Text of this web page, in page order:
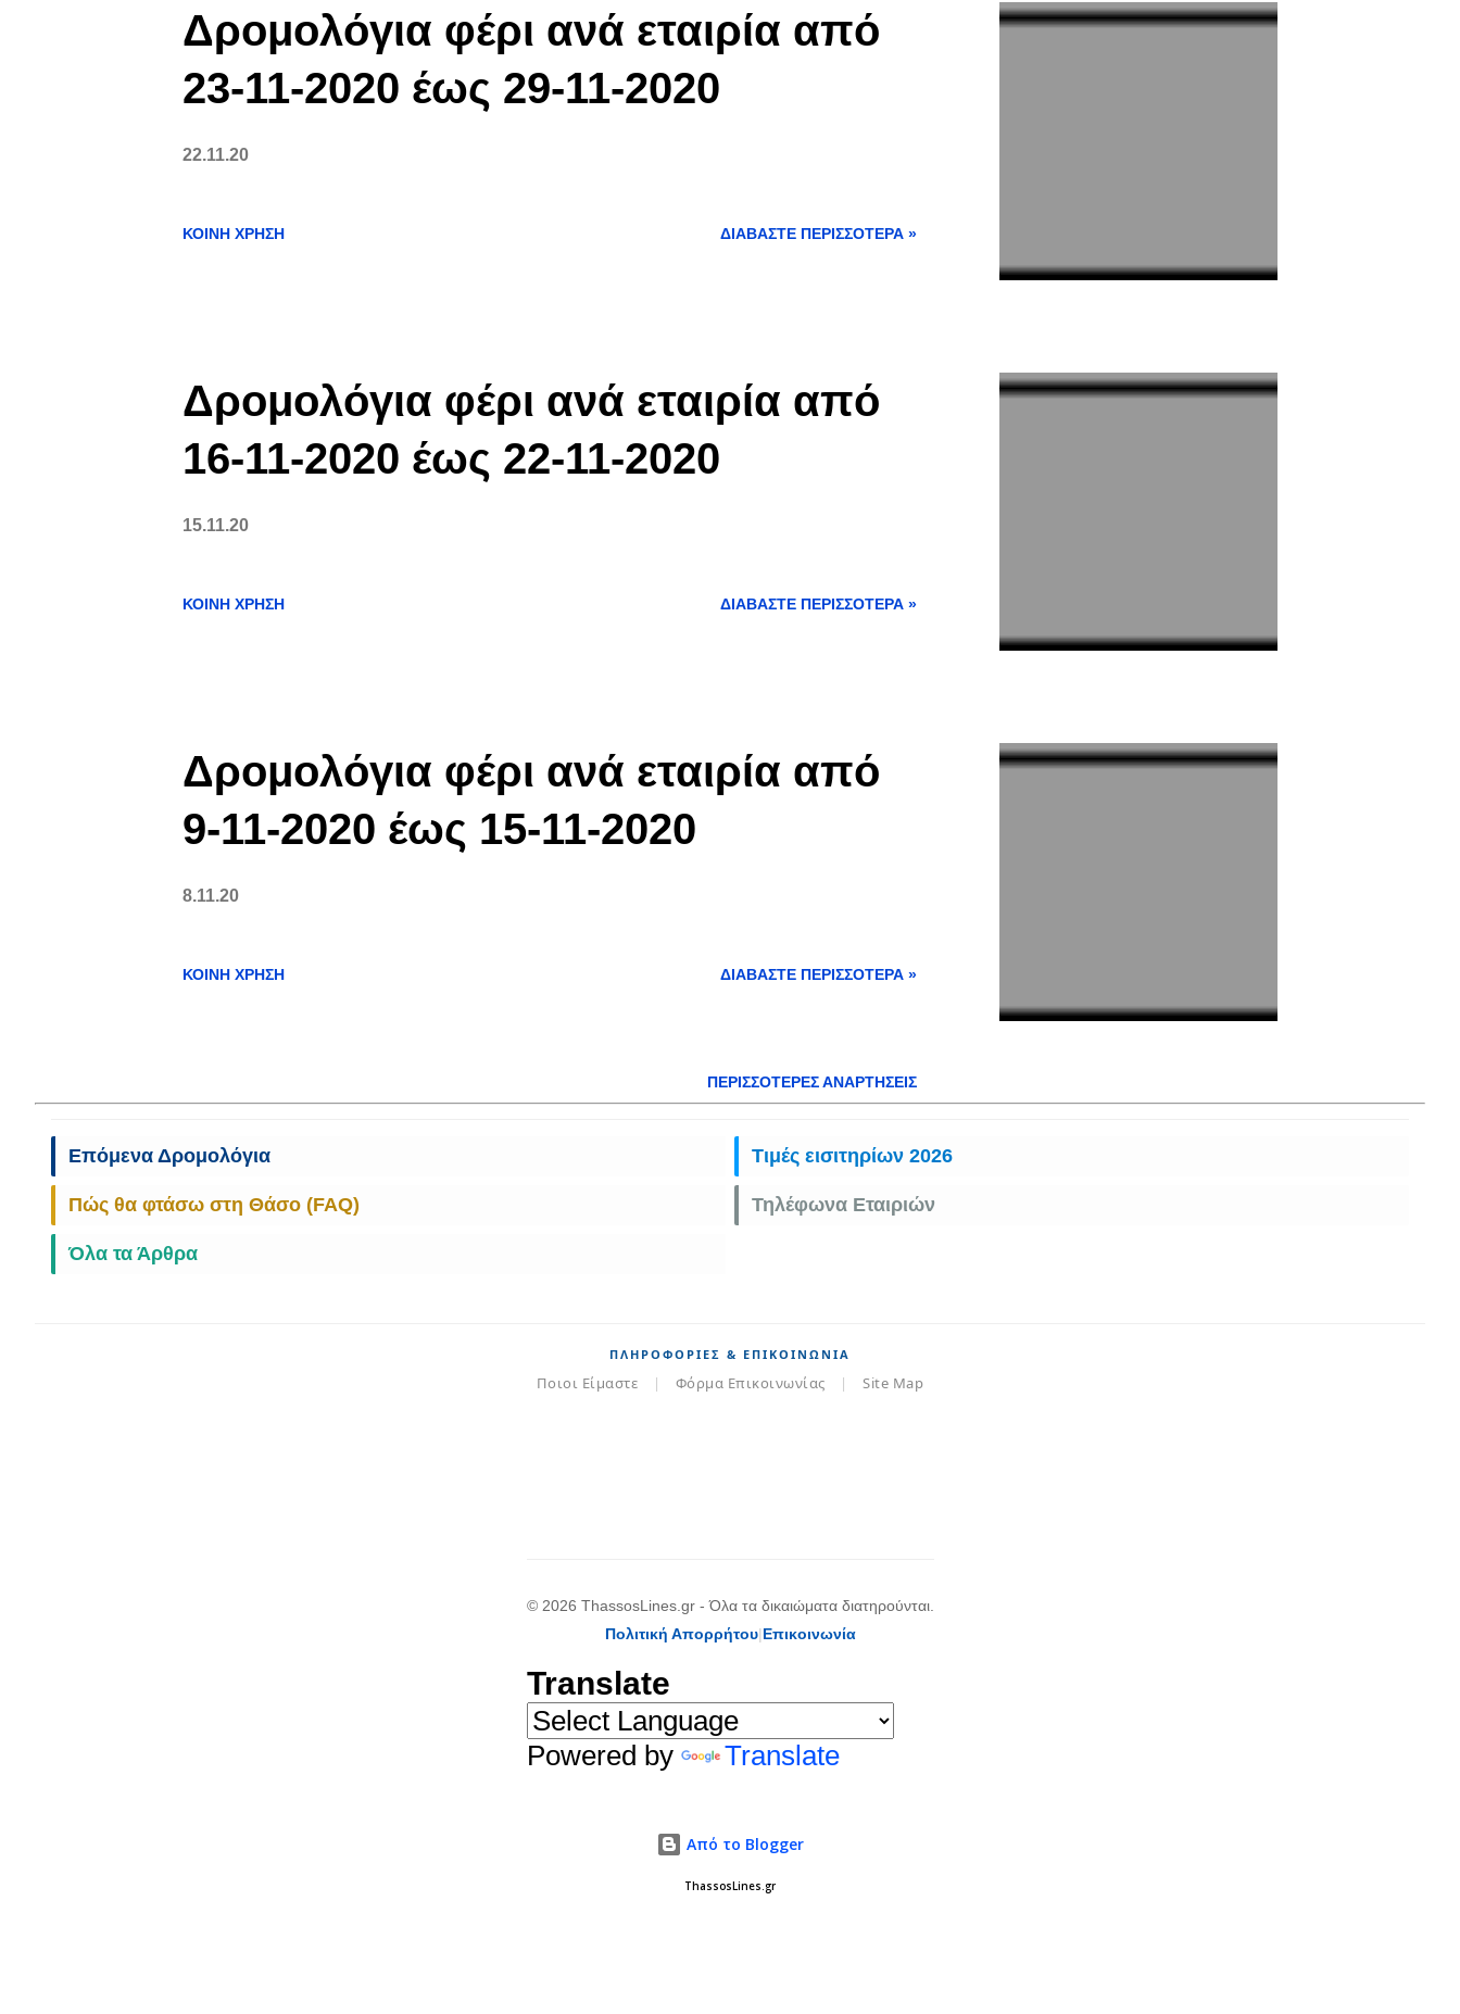
Δρομολόγια φέρι ανά εταιρία από
23-11-2020 έως 29-11-2020
22.11.20
ΚΟΙΝΉ ΧΡΉΣΗ ΔΙΑΒΆΣΤΕ ΠΕΡΙΣΣΌΤΕΡΑ »
Δρομολόγια φέρι ανά εταιρία από
16-11-2020 έως 22-11-2020
15.11.20
ΚΟΙΝΉ ΧΡΉΣΗ ΔΙΑΒΆΣΤΕ ΠΕΡΙΣΣΌΤΕΡΑ »
Δρομολόγια φέρι ανά εταιρία από
9-11-2020 έως 15-11-2020
8.11.20
ΚΟΙΝΉ ΧΡΉΣΗ ΔΙΑΒΆΣΤΕ ΠΕΡΙΣΣΌΤΕΡΑ »
ΠΕΡΙΣΣΌΤΕΡΕΣ ΑΝΑΡΤΉΣΕΙΣ
Επόμενα Δρομολόγια Τιμές εισιτηρίων 2026
Πώς θα φτάσω στη Θάσο (FAQ) Τηλέφωνα Εταιριών
Όλα τα Άρθρα
ΠΛΗΡΟΦΟΡΊΕΣ & ΕΠΙΚΟΙΝΩΝΊΑ
Ποιοι Είμαστε | Φόρμα Επικοινωνίας | Site Map
© 2026 ThassosLines.gr - Όλα τα δικαιώματα διατηρούνται.
Πολιτική Απορρήτου|Επικοινωνία
Translate
Powered by Translate
Από το Blogger
ThassosLines.gr